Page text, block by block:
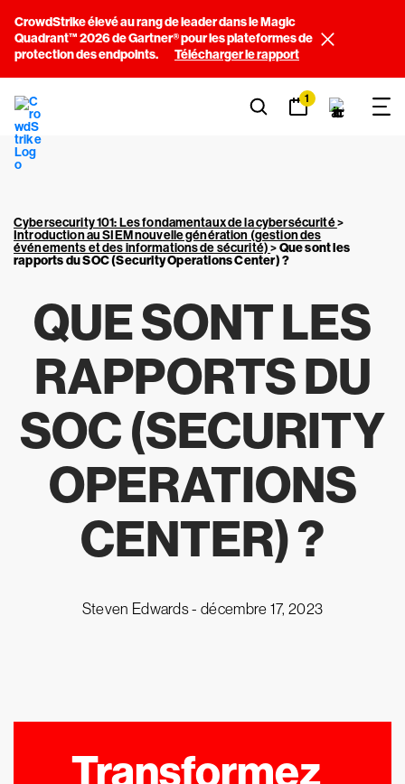
CrowdStrike élevé au rang de leader dans le Magic
Quadrant™ 2026 de Gartner® pour les plateformes de
protection des endpoints.
Télécharger le rapport
1
Cybersecurity 101: Les fondamentaux de la cybersécurité>
Introduction au SIEM nouvelle génération (gestion des
événements et des informations de sécurité)>Que sont les
rapports du SOC (Security Operations Center) ?
QUE SONT LES
RAPPORTS DU
SOC (SECURITY
OPERATIONS
CENTER) ?
Steven Edwards - décembre 17, 2023
Transformez